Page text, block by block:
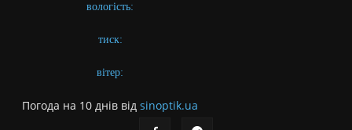
вологість:
тиск:
вітер:
Погода на 10 днів від sinoptik.ua